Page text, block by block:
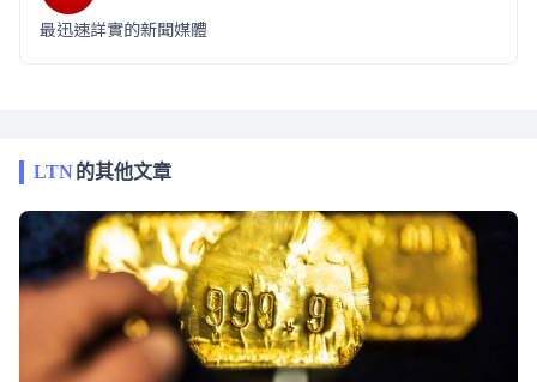
最迅速詳實的新聞媒體
LTN的其他文章